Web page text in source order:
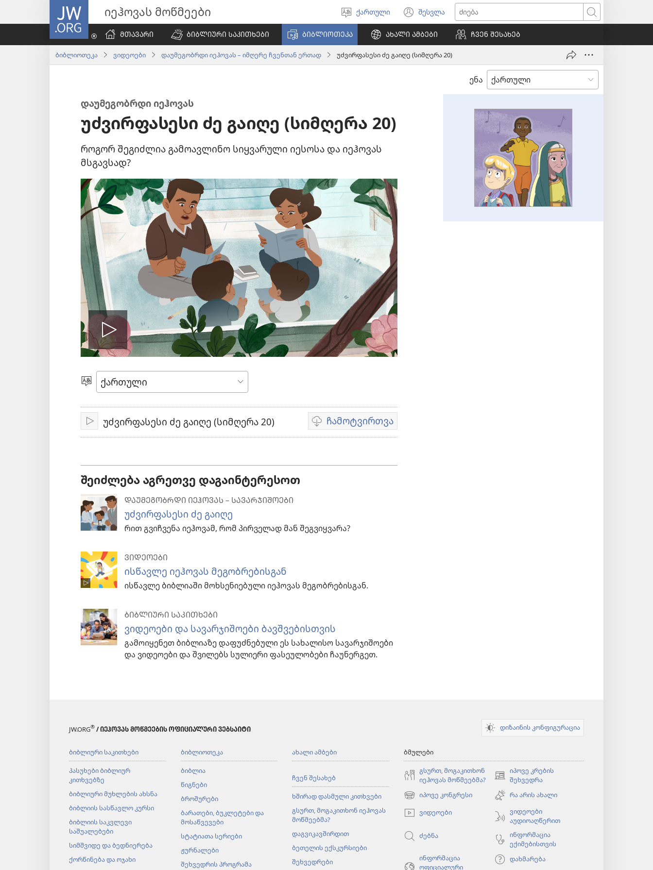
JW.ORG იეჰოვას მოწმეები
აირჩიეთ
ენა
ქართული შესვლა
(გაიხსნება
ახალი
ფანჯარა)
ძიება
ᲛᲗᲐᲕᲐᲠᲘ
ᲑᲘᲑᲚᲘᲣᲠᲘ ᲡᲐᲙᲘᲗᲮᲔᲑᲘ ᲑᲘᲑᲚᲘᲝᲗᲔᲙᲐ ᲐᲮᲐᲚᲘ ᲐᲛᲑᲔᲑᲘ ᲩᲕᲔᲜ ᲨᲔᲡᲐᲮᲔᲑ
ბიბლიოთეკა ვიდეოები დაუმეგობრდი იეჰოვას – იმღერე ჩვენთან ერთად უძვირფასესი ძე გაიღე (სიმღერა 20)
ენა
დაუმეგობრდი იეჰოვას
უძვირფასესი ძე გაიღე (სიმღერა 20)
როგორ შეგიძლია გამოავლინო სიყვარული იესოსა და იეჰოვას
მსგავსად?
ჩართეთ
ვიდეო
ენის
არჩევა
ჩართვა
უძვირფასესი ძე გაიღე (სიმღერა 20) ჩამოტვირთვა
ვიდეოების
ჩამოტვირთვის
შეიძლება აგრეთვე დაგაინტერესოთ
ᲓᲐᲣᲛᲔᲒᲝᲑᲠᲓᲘ ᲘᲔᲰᲝᲕᲐᲡ – ᲡᲐᲕᲐᲠᲯᲘᲨᲝᲔᲑᲘ
უძვირფასესი ძე გაიღე
რით გვიჩვენა იეჰოვამ, რომ პირველად მან შეგვიყვარა?
ᲕᲘᲓᲔᲝᲔᲑᲘ
ისწავლე იეჰოვას მეგობრებისგან
ისწავლე ბიბლიაში მოხსენიებული იეჰოვას მეგობრებისგან.
ᲑᲘᲑᲚᲘᲣᲠᲘ ᲡᲐᲙᲘᲗᲮᲔᲑᲘ
ვიდეოები და სავარჯიშოები ბავშვებისთვის
გამოიყენეთ ბიბლიაზე დაფუძნებული ეს სახალისო სავარჯიშოები
და ვიდეოები და შვილებს სულიერი ფასეულობები ჩაუნერგეთ.
JW.ORG® / ᲘᲔᲰᲝᲕᲐᲡ ᲛᲝᲬᲛᲔᲔᲑᲘᲡ ᲝᲤᲘᲪᲘᲐᲚᲣᲠᲘ ᲕᲔᲑᲡᲐᲘᲢᲘ დიზაინის კონფიგურაცია
ბიბლიური საკითხები
პასუხები ბიბლიურ
კითხვებზე
ბიბლიური მუხლების ახსნა
ბიბლიის სასწავლო კურსი
ბიბლიის საკვლევი
საშუალებები
სიმშვიდე და ბედნიერება
ქორწინება და ოჯახი
ბიბლიოთეკა
ბიბლია
წიგნები
ბროშურები
ბარათები, ბუკლეტები და
მოსაწვევები
სტატიათა სერიები
ჟურნალები
შეხვედრის პროგრამა
ახალი ამბები
ჩვენ შესახებ
ხშირად დასმული კითხვები
გსურთ, მოგაკითხონ იეჰოვას
მოწმეებმა?
დაგვიკავშირდით
ბეთელის ექსკურსიები
შეხვედრები
ბმულები
გსურთ, მოგაკითხონ
იეჰოვას მოწმეებმა?
იპოვე კრების
შეხვედრა
(გაიხსნება
ახალი
ფანჯარა)
იპოვე კონგრესი
(გაიხსნება
ახალი
ფანჯარა)
რა არის ახალი
ვიდეოები
ვიდეოები
აუდიოაღწერით
ძებნა
ინფორმაცია
ექიმებისთვის
ინფორმაცია
ოფიციალური
დახმარება